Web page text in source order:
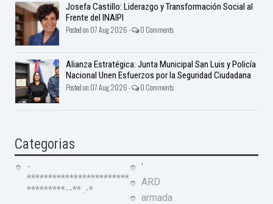
Josefa Castillo: Liderazgo y Transformación Social al
Frente del INAIPI
Posted on 07 Aug 2026 - 0 Comments
Alianza Estratégica: Junta Municipal San Luis y Policía
Nacional Unen Esfuerzos por la Seguridad Ciudadana
Posted on 07 Aug 2026 - 0 Comments
Categorias
-
************************
*********--** .-*
'
ARD
armada